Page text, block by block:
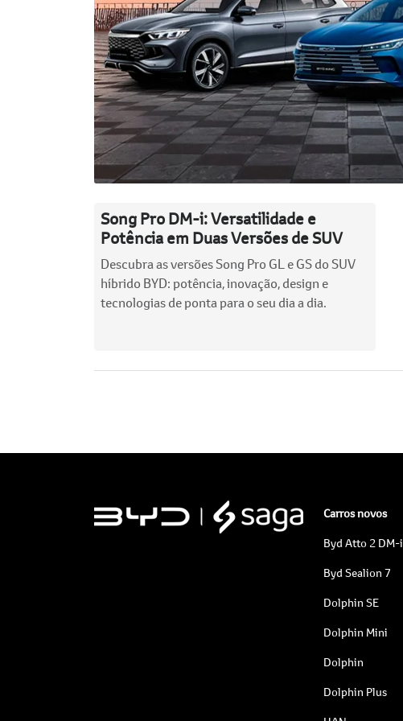
Song Pro DM-i: Versatilidade e
Potência em Duas Versões de SUV
Descubra as versões Song Pro GL e GS do SUV
híbrido BYD: potência, inovação, design e
tecnologias de ponta para o seu dia a dia.
Carros novos
Byd Atto 2 DM-i
Byd Sealion 7
Dolphin SE
Dolphin Mini
Dolphin
Dolphin Plus